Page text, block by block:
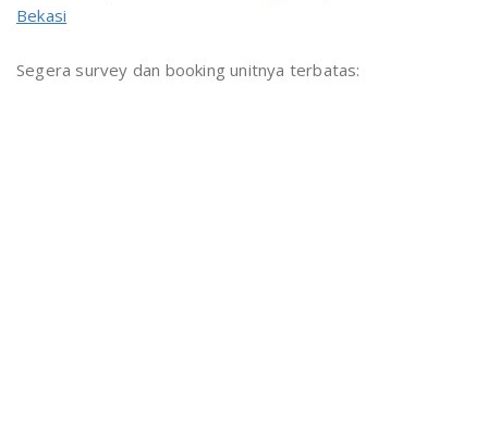
Bekasi
Segera survey dan booking unitnya terbatas: